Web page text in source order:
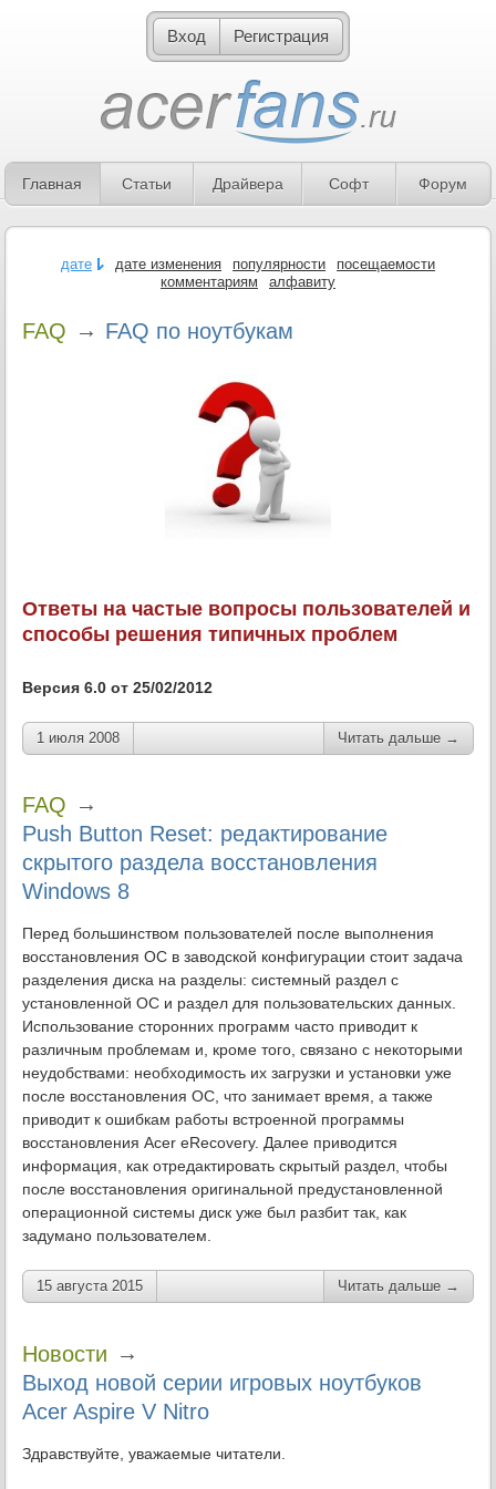
Вход Регистрация
Главная Статьи Драйвера Софт Форум
дате дате изменения популярности
посещаемости
комментариям
алфавиту
FAQ → FAQ по ноутбукам
Ответы на частые вопросы пользователей и
способы решения типичных проблем
Версия 6.0 от 25/02/2012
1 июля 2008 Читать дальше →
FAQ →
Push Button Reset: редактирование
скрытого раздела восстановления
Windows 8
Перед большинством пользователей после выполнения
восстановления ОС в заводской конфигурации стоит задача
разделения диска на разделы: системный раздел с
установленной ОС и раздел для пользовательских данных.
Использование сторонних программ часто приводит к
различным проблемам и, кроме того, связано с некоторыми
неудобствами: необходимость их загрузки и установки уже
после восстановления ОС, что занимает время, а также
приводит к ошибкам работы встроенной программы
восстановления Acer eRecovery. Далее приводится
информация, как отредактировать скрытый раздел, чтобы
после восстановления оригинальной предустановленной
операционной системы диск уже был разбит так, как
задумано пользователем.
15 августа 2015 Читать дальше →
Новости →
Выход новой серии игровых ноутбуков
Acer Aspire V Nitro
Здравствуйте, уважаемые читатели.